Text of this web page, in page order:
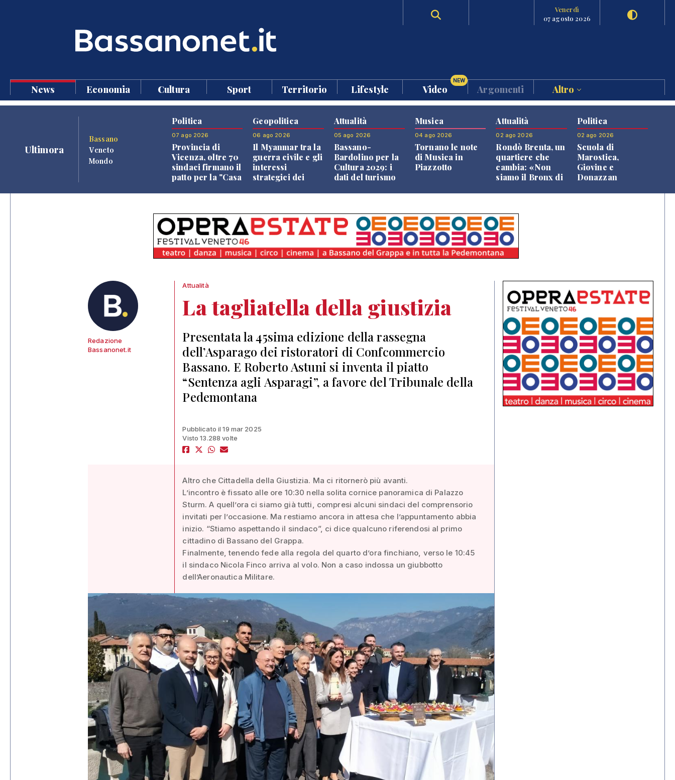
Venerdì
07 agosto 2026
News Economia Cultura Sport Territorio Lifestyle Video
NEW
Argomenti Altro
Ultimora
Bassano
Veneto
Mondo
Politica
07 ago 2026
Provincia di
Vicenza, oltre 70
sindaci firmano il
patto per la "Casa
Geopolitica
06 ago 2026
Il Myanmar tra la
guerra civile e gli
interessi
strategici dei
Attualità
05 ago 2026
Bassano-
Bardolino per la
Cultura 2029: i
dati del turismo
Musica
04 ago 2026
Tornano le note
di Musica in
Piazzotto
Attualità
02 ago 2026
Rondò Brenta, un
quartiere che
cambia: «Non
siamo il Bronx di
Politica
02 ago 2026
Scuola di
Marostica,
Giovine e
Donazzan
Redazione
Bassanonet.it
Attualità
La tagliatella della giustizia
Presentata la 45sima edizione della rassegna
dell’Asparago dei ristoratori di Confcommercio
Bassano. E Roberto Astuni si inventa il piatto
“Sentenza agli Asparagi”, a favore del Tribunale della
Pedemontana
Pubblicato il 19 mar 2025
Visto 13.288 volte
Altro che Cittadella della Giustizia. Ma ci ritornerò più avanti.
L’incontro è fissato alle ore 10:30 nella solita cornice panoramica di Palazzo
Sturm. A quell’ora ci siamo già tutti, compresi alcuni sindaci del comprensorio
invitati per l’occasione. Ma restiamo ancora in attesa che l’appuntamento abbia
inizio. “Stiamo aspettando il sindaco”, ci dice qualcuno riferendosi al primo
cittadino di Bassano del Grappa.
Finalmente, tenendo fede alla regola del quarto d’ora finchiano, verso le 10:45
il sindaco Nicola Finco arriva al volo. Non a caso indossa un giubbotto
dell’Aeronautica Militare.